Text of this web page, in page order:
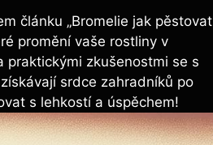
článku „Bromelie jak pěstovat
promění vaše rostliny v
praktickými zkušenostmi se s
srdce zahradníků po
s lehkostí a úspěchem!